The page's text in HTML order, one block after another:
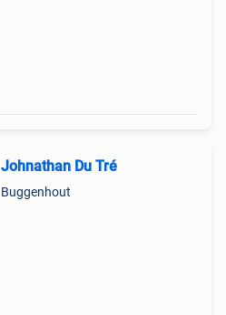
Johnathan Du Tré
Buggenhout